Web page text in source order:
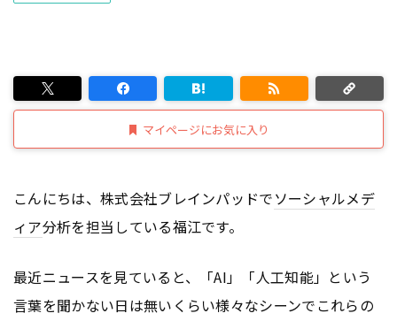
マイページにお気に入り
こんにちは、株式会社ブレインパッドでソーシャルメデ
ィア分析を担当している福江です。
最近ニュースを見ていると、「AI」「人工知能」という
言葉を聞かない日は無いくらい様々なシーンでこれらの